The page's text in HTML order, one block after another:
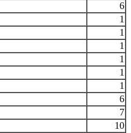
6
1
1
1
1
1
1
6
7
10